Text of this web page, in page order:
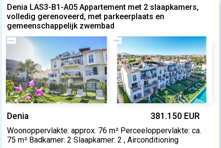
Denia LAS3-B1-A05 Appartement met 2 slaapkamers,
volledig gerenoveerd, met parkeerplaats en
gemeenschappelijk zwembad
Denia 381.150 EUR
Woonoppervlakte: approx. 76 m² Perceeloppervlakte: ca.
75 m² Badkamer: 2 Slaapkamer: 2 , Airconditioning